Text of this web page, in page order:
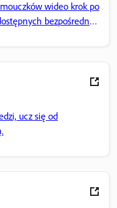
wideo krok po
bezpośrednio
ucz się od